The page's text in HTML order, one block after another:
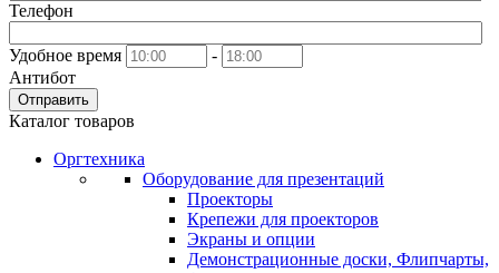
Телефон
Удобное время
-
Антибот
Отправить
Каталог товаров
Оргтехника
Оборудование для презентаций
Проекторы
Крепежи для проекторов
Экраны и опции
Демонстрационные доски, Флипчарты,